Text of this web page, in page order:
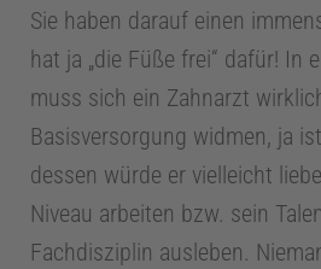
n
t
e
r
Sie haben darauf einen
hat ja „die Füße frei“ dafür! In
muss sich ein Zahnarzt
Basisversorgung widmen, ja
dessen würde er vielleicht
Niveau arbeiten bzw. sein
Fachdisziplin ausleben.